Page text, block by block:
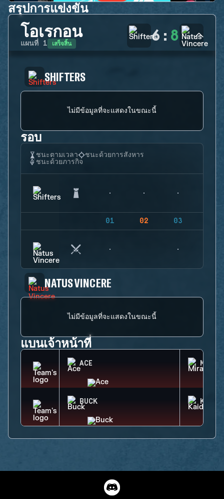
สรุปการแข่งขัน
โอเรกอน
แผนที่ 1 เสร็จสิ้น 6 : 8
SHIFTERS
ไม่มีข้อมูลที่จะแสดงในขณะนี้
รอบ
ชนะตามเวลา
ชนะด้วยการสังหาร
ชนะด้วยภารกิจ
01 02 03
NATUS VINCERE
ไม่มีข้อมูลที่จะแสดงในขณะนี้
แบนเจ้าหน้าที่
ACE MIRA
BUCK KAID